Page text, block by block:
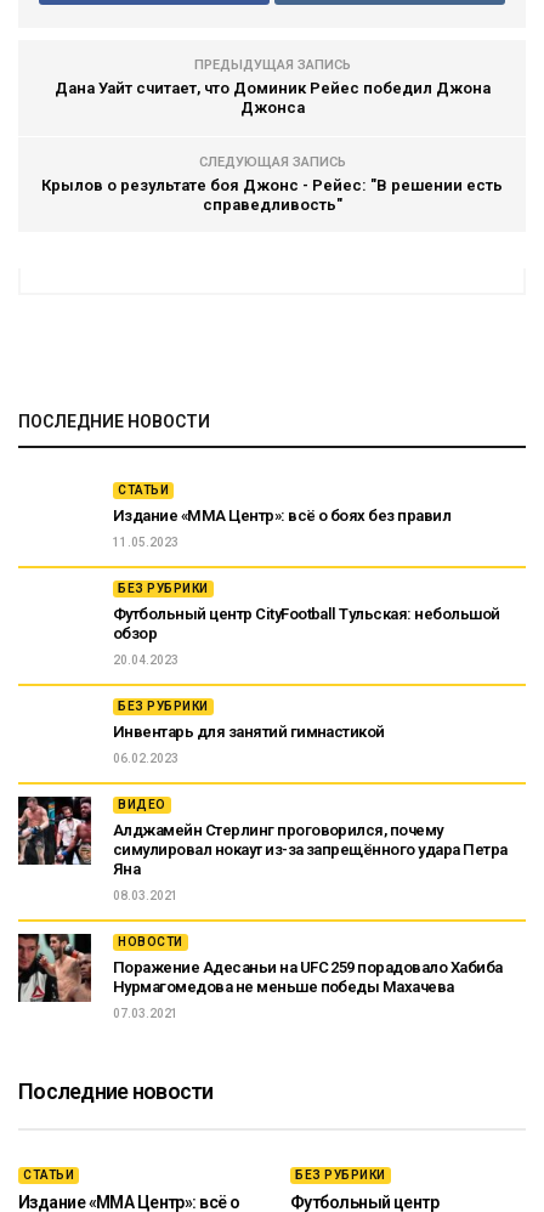
ПРЕДЫДУЩАЯ ЗАПИСЬ
Дана Уайт считает, что Доминик Рейес победил Джона
Джонса
СЛЕДУЮЩАЯ ЗАПИСЬ
Крылов о результате боя Джонс - Рейес: "В решении есть
справедливость"
ПОСЛЕДНИЕ НОВОСТИ
СТАТЬИ
Издание «ММА Центр»: всё о боях без правил
11.05.2023
БЕЗ РУБРИКИ
Футбольный центр CityFootball Тульская: небольшой
обзор
20.04.2023
БЕЗ РУБРИКИ
Инвентарь для занятий гимнастикой
06.02.2023
ВИДЕО
Алджамейн Стерлинг проговорился, почему
симулировал нокаут из-за запрещённого удара Петра
Яна
08.03.2021
НОВОСТИ
Поражение Адесаньи на UFC 259 порадовало Хабиба
Нурмагомедова не меньше победы Махачева
07.03.2021
Последние новости
СТАТЬИ
Издание «ММА Центр»: всё о
БЕЗ РУБРИКИ
Футбольный центр